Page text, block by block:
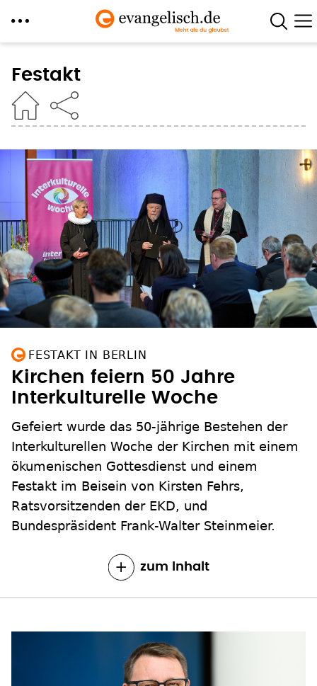
zum
Inhalt
Festakt
FESTAKT IN BERLIN
Kirchen feiern 50 Jahre
Interkulturelle Woche
Gefeiert wurde das 50-jährige Bestehen der
Interkulturellen Woche der Kirchen mit einem
ökumenischen Gottesdienst und einem
Festakt im Beisein von Kirsten Fehrs,
Ratsvorsitzenden der EKD, und
Bundespräsident Frank-Walter Steinmeier.
zum Inhalt